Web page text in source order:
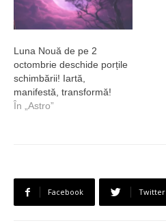
Luna Nouă de pe 2
octombrie deschide porțile
schimbării! Iartă,
manifestă, transformă!
În „Astro”
Facebook Twitter